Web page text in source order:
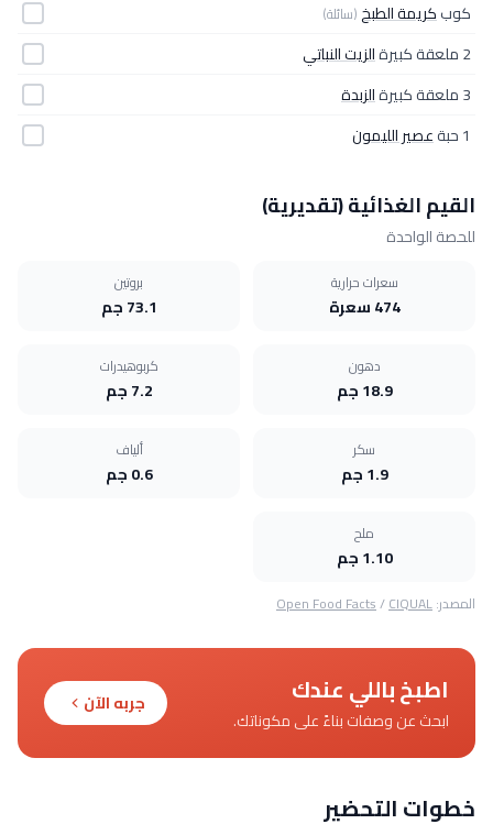
كوبكريمة الطبخ(سائلة)
2 ملعقة كبيرة
الزيت النباتي
3 ملعقة كبيرة
الزبدة
1 حبة
عصير الليمون
القيم الغذائية (تقديرية)
للحصة الواحدة
سعرات حرارية
474 سعرة
بروتين
73.1 جم
دهون
18.9 جم
كربوهيدرات
7.2 جم
سكر
1.9 جم
ألياف
0.6 جم
ملح
1.10 جم
المصدر: Open Food Facts/CIQUAL
اطبخ باللي عندك
ابحث عن وصفات بناءً على مكوناتك.
جربه الآن
خطوات التحضير